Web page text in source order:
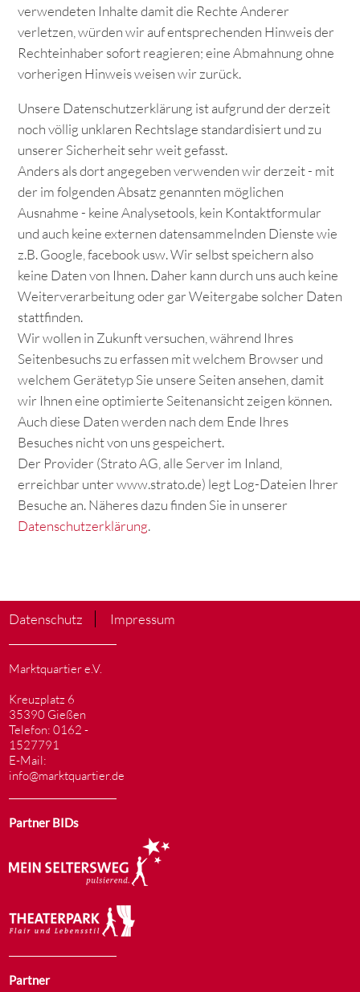
verwendeten Inhalte damit die Rechte Anderer
verletzen, würden wir auf entsprechenden Hinweis der
Rechteinhaber sofort reagieren; eine Abmahnung ohne
vorherigen Hinweis weisen wir zurück.
Unsere Datenschutzerklärung ist aufgrund der derzeit
noch völlig unklaren Rechtslage standardisiert und zu
unserer Sicherheit sehr weit gefasst.
Anders als dort angegeben verwenden wir derzeit - mit
der im folgenden Absatz genannten möglichen
Ausnahme - keine Analysetools, kein Kontaktformular
und auch keine externen datensammelnden Dienste wie
z.B. Google, facebook usw. Wir selbst speichern also
keine Daten von Ihnen. Daher kann durch uns auch keine
Weiterverarbeitung oder gar Weitergabe solcher Daten
stattfinden.
Wir wollen in Zukunft versuchen, während Ihres
Seitenbesuchs zu erfassen mit welchem Browser und
welchem Gerätetyp Sie unsere Seiten ansehen, damit
wir Ihnen eine optimierte Seitenansicht zeigen können.
Auch diese Daten werden nach dem Ende Ihres
Besuches nicht von uns gespeichert.
Der Provider (Strato AG, alle Server im Inland,
erreichbar unter www.strato.de) legt Log-Dateien Ihrer
Besuche an. Näheres dazu finden Sie in unserer
Datenschutzerklärung.
Datenschutz Impressum
Marktquartier e.V.
Kreuzplatz 6
35390 Gießen
Telefon: 0162 -
1527791
E-Mail:
info@marktquartier.de
Partner BIDs
Partner